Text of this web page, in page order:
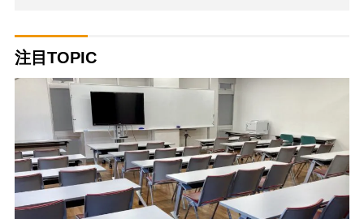
注目TOPIC